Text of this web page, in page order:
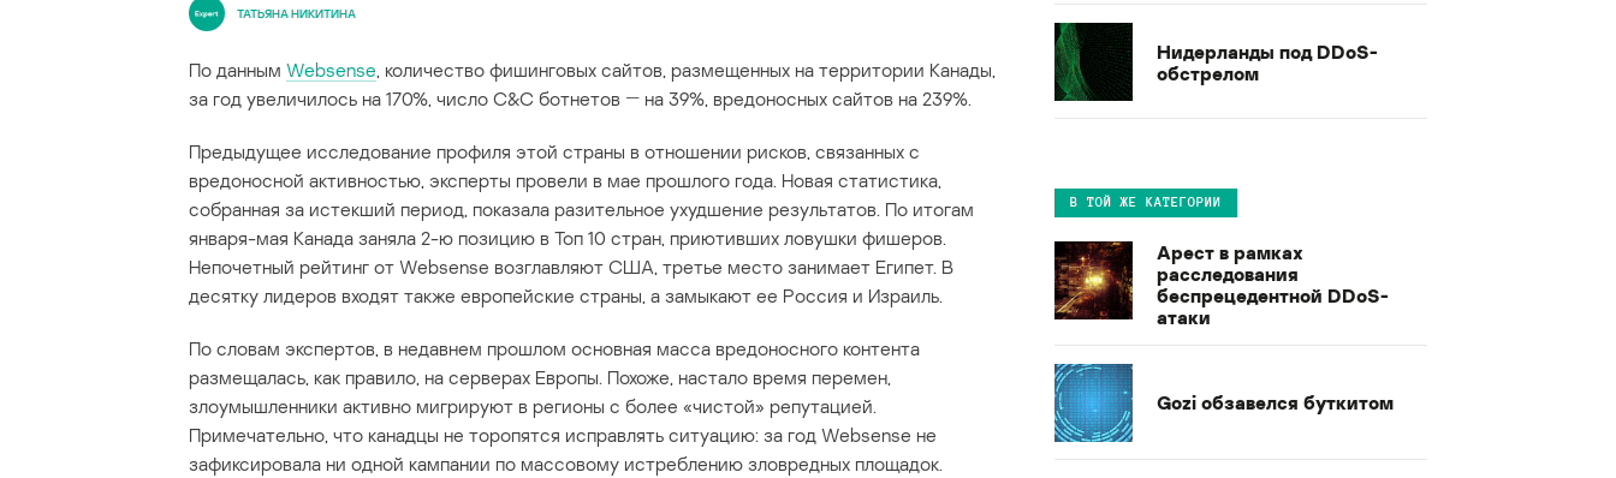
ТАТЬЯНА НИКИТИНА
По данным Websense, количество фишинговых сайтов, размещенных на территории Канады,
за год увеличилось на 170%, число C&C ботнетов ― на 39%, вредоносных сайтов на 239%.
Предыдущее исследование профиля этой страны в отношении рисков, связанных с
вредоносной активностью, эксперты провели в мае прошлого года. Новая статистика,
собранная за истекший период, показала разительное ухудшение результатов. По итогам
января-мая Канада заняла 2-ю позицию в Топ 10 стран, приютивших ловушки фишеров.
Непочетный рейтинг от Websense возглавляют США, третье место занимает Египет. В
десятку лидеров входят также европейские страны, а замыкают ее Россия и Израиль.
По словам экспертов, в недавнем прошлом основная масса вредоносного контента
размещалась, как правило, на серверах Европы. Похоже, настало время перемен,
злоумышленники активно мигрируют в регионы с более «чистой» репутацией.
Примечательно, что канадцы не торопятся исправлять ситуацию: за год Websense не
зафиксировала ни одной кампании по массовому истреблению зловредных площадок.
Нидерланды под DDoS-
обстрелом
В ТОЙ ЖЕ КАТЕГОРИИ
Арест в рамках
расследования
беспрецедентной DDoS-
атаки
Gozi обзавелся буткитом